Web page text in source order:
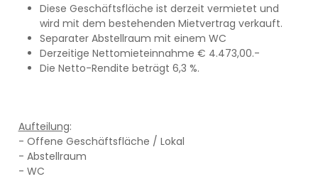
Diese Geschäftsfläche ist derzeit vermietet und
wird mit dem bestehenden Mietvertrag verkauft.
Separater Abstellraum mit einem WC
Derzeitige Nettomieteinnahme € 4.473,00.-
Die Netto-Rendite beträgt 6,3 %.
Aufteilung:
- Offene Geschäftsfläche / Lokal
- Abstellraum
- WC